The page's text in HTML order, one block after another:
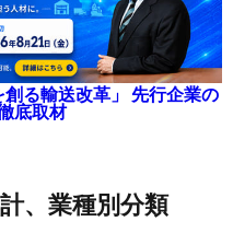
る輸送改革」 先行企業の
底取材
、業種別分類